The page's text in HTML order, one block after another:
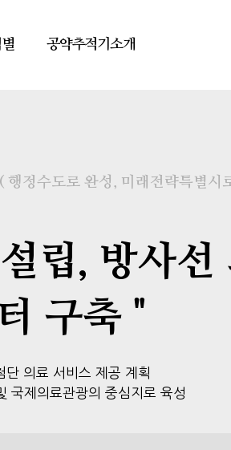
공약추적기소개
( 행정수도로 완성, 미래전략특별시
립, 방사
구축 "
의료 서비스 제공 계획
국제의료관광의 중심지로 육성